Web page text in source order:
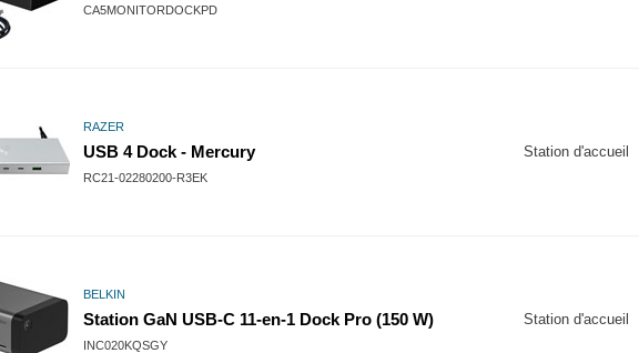
CA5MONITORDOCKPD
RAZER
USB 4 Dock - Mercury
RC21-02280200-R3EK
Station d'accueil
BELKIN
Station GaN USB-C 11-en-1 Dock Pro (150 W)
INC020KQSGY
Station d'accueil